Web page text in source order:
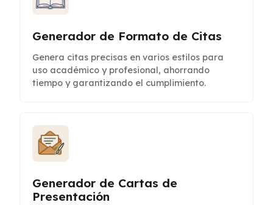
Generador de Formato de Citas
Genera citas precisas en varios estilos para
uso académico y profesional, ahorrando
tiempo y garantizando el cumplimiento.
Generador de Cartas de
Presentación